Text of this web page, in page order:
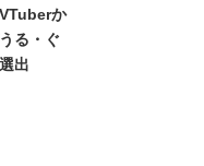
か
る・ぐ
出